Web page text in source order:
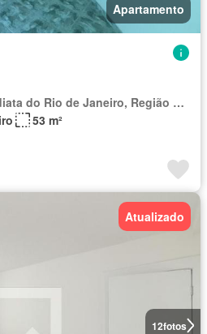
Apartamento
Região Geográfica Imediata do Rio de Janeiro, Região Metropolitana do Rio de Janeiro
53 m²
12fotos
Atualizado